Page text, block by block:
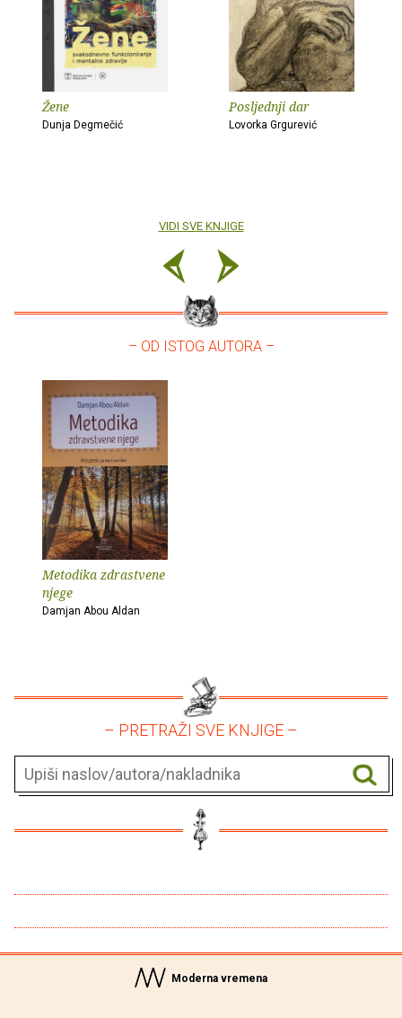
Žene
Dunja Degmečić
Posljednji dar
Lovorka Grgurević
VIDI SVE KNJIGE
– OD ISTOG AUTORA –
Metodika zdrastvene
njege
Damjan Abou Aldan
– PRETRAŽI SVE KNJIGE –
Moderna vremena